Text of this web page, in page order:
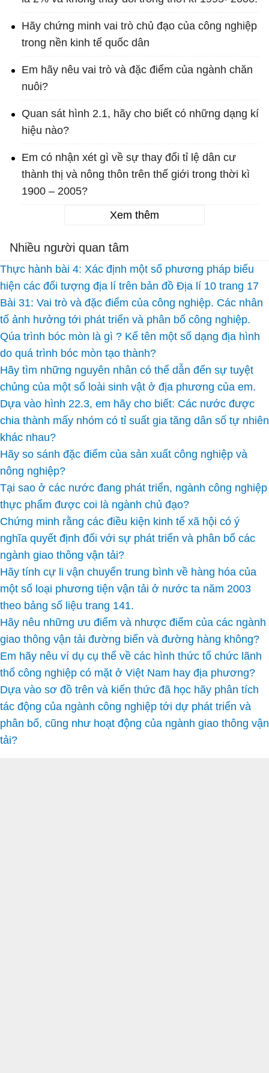
Hãy chứng minh vai trò chủ đạo của công nghiệp
trong nền kinh tế quốc dân
Em hãy nêu vai trò và đặc điểm của ngành chăn
nuôi?
Quan sát hình 2.1, hãy cho biết có những dạng kí
hiệu nào?
Em có nhận xét gì về sự thay đổi tỉ lệ dân cư
thành thị và nông thôn trên thế giới trong thời kì
1900 – 2005?
Xem thêm
Nhiều người quan tâm
Thực hành bài 4: Xác định một số phương pháp biểu
hiện các đối tượng địa lí trên bản đồ Địa lí 10 trang 17
Bài 31: Vai trò và đặc điểm của công nghiệp. Các nhân
tố ảnh hưởng tới phát triển và phân bố công nghiệp.
Qúa trình bóc mòn là gì ? Kể tên một số dạng địa hình
do quá trình bóc mòn tạo thành?
Hãy tìm những nguyên nhân có thể dẫn đến sự tuyệt
chủng của một số loài sinh vật ở địa phương của em.
Dựa vào hình 22.3, em hãy cho biết: Các nước được
chia thành mấy nhóm có tỉ suất gia tăng dân số tự nhiên
khác nhau?
Hãy so sánh đặc điểm của sản xuất công nghiệp và
nông nghiệp?
Tại sao ở các nước đang phát triển, ngành công nghiệp
thực phẩm được coi là ngành chủ đạo?
Chứng minh rằng các điều kiện kinh tế xã hội có ý
nghĩa quyết định đối với sự phát triển và phân bố các
ngành giao thông vận tải?
Hãy tính cự li vận chuyển trung bình về hàng hóa của
một số loại phương tiện vận tải ở nước ta năm 2003
theo bảng số liệu trang 141.
Hãy nêu những ưu điểm và nhược điểm của các ngành
giao thông vận tải đường biển và đường hàng không?
Em hãy nêu ví dụ cụ thể về các hình thức tổ chức lãnh
thổ công nghiệp có mặt ở Việt Nam hay địa phương?
Dựa vào sơ đồ trên và kiến thức đã học hãy phân tích
tác động của ngành công nghiệp tới dự phát triển và
phân bố, cũng như hoạt động của ngành giao thông vận
tải?